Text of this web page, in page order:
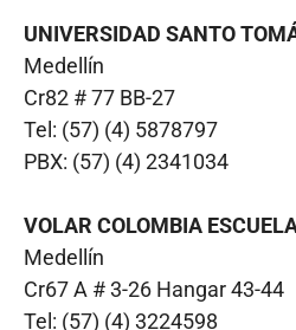
UNIVERSIDAD SANTO
Medellín
Cr82 # 77 BB-27
Tel: (57) (4) 5878797
PBX: (57) (4) 2341034
VOLAR COLOMBIA
Medellín
Cr67 A # 3-26 Hangar 43-44
Tel: (57) (4) 3224598